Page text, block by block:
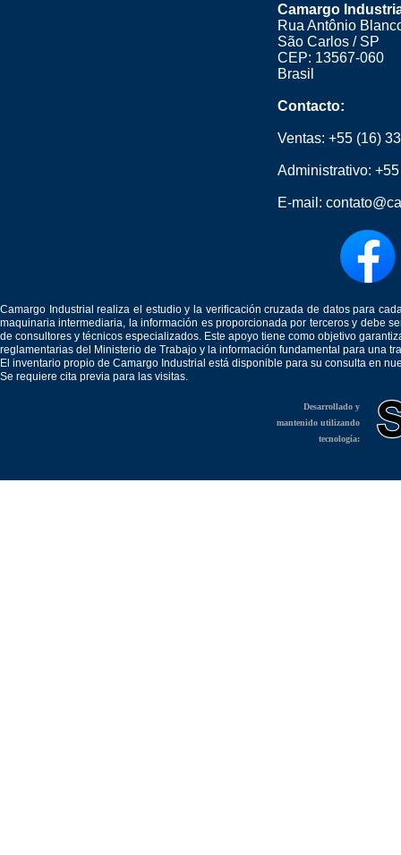
Camargo
Rua Antônio
São Carlos / SP
CEP: 13567-060
Brasil
Contacto:
Ventas: +55 (16)
Administrativo:
E-mail:
Camargo Industrial realiza el estudio y la verificación cruzada de datos para
maquinaria intermediaria, la información es proporcionada por terceros y debe
de consultores y técnicos especializados. Este apoyo tiene como objetivo
reglamentarias del Ministerio de Trabajo y la información fundamental para una
El inventario propio de Camargo Industrial está disponible para su consulta en
Se requiere cita previa para las visitas.
Desarrollado y
mantenido utilizando
tecnología: